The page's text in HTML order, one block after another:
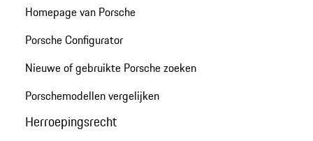
Homepage van Porsche
Porsche Configurator
Nieuwe of gebruikte Porsche zoeken
Porschemodellen vergelijken
Herroepingsrecht